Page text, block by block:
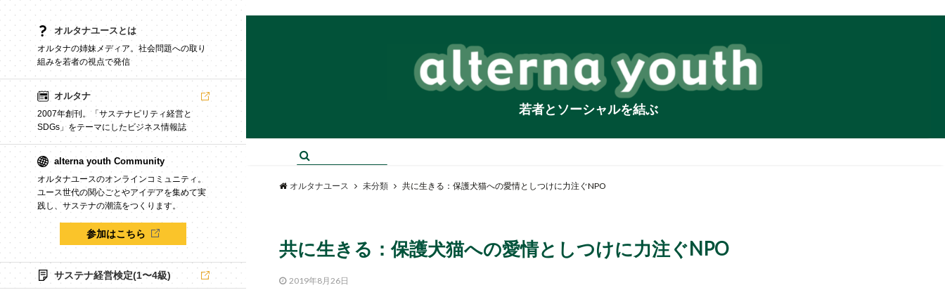
オルタナユースとは
オルタナの姉妹メディア。社会問題への取り
組みを若者の視点で発信
オルタナ
2007年創刊。「サステナビリティ経営と
SDGs」をテーマにしたビジネス情報誌
alterna youth Community
オルタナユースのオンラインコミュニティ。
ユース世代の関心ごとやアイデアを集めて実
践し、サステナの潮流をつくります。
参加はこちら
サステナ経営検定(1〜4級)
若者とソーシャルを結ぶ
オルタナユース 未分類 共に生きる：保護犬猫への愛情としつけに力注ぐNPO
共に生きる：保護犬猫への愛情としつけに力注ぐNPO
2019年8月26日